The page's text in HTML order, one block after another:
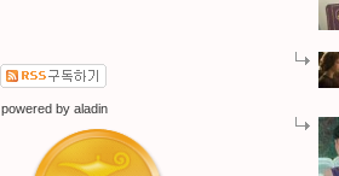
powered by aladin